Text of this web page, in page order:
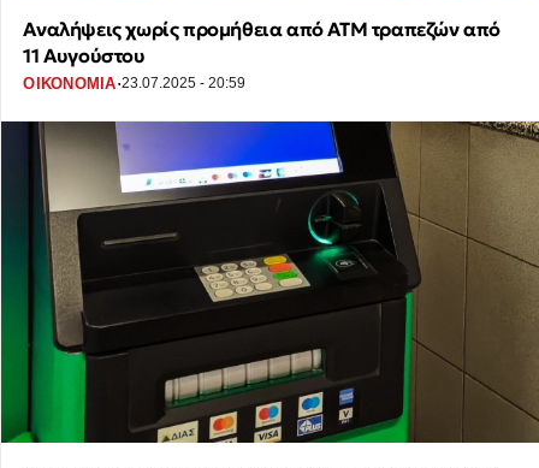
Αναλήψεις χωρίς προμήθεια από ΑΤΜ τραπεζών από
11 Αυγούστου
ΟΙΚΟΝΟΜΙΑ·23.07.2025 - 20:59